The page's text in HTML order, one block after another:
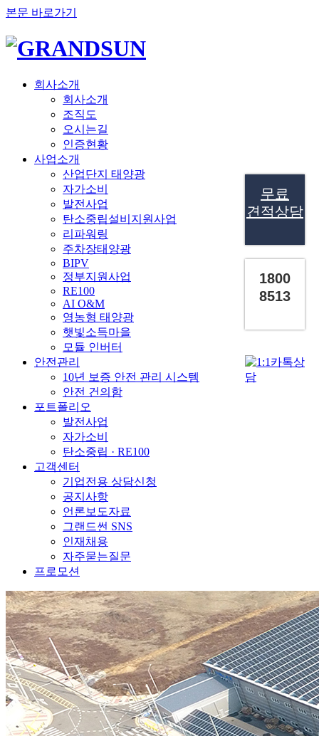
본문 바로가기
회사소개
회사소개
조직도
오시는길
인증현황
사업소개
산업단지 태양광
자가소비
발전사업
탄소중립설비지원사업
리파워링
주차장태양광
BIPV
정부지원사업
RE100
AI O&M
영농형 태양광
햇빛소득마을
모듈 인버터
안전관리
10년 보증 안전 관리 시스템
안전 건의함
포트폴리오
발전사업
자가소비
탄소중립 · RE100
고객센터
기업전용 상담신청
공지사항
언론보도자료
그랜드썬 SNS
인재채용
자주묻는질문
프로모션
무료
견적상담
1800
8513